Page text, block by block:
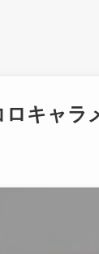
ロキャ